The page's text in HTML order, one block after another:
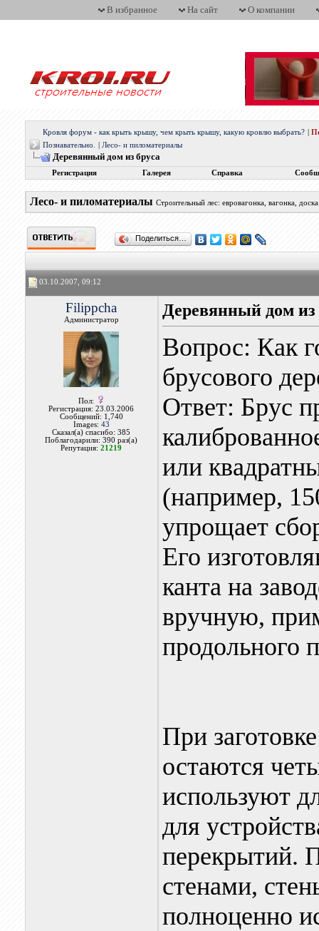
В избранное На сайт О компании
Кровля форум - как крыть крышу, чем крыть крышу, какую кровлю выбрать?
Познавательно.
Лесо- и пиломатериалы
Деревянный дом из бруса
Регистрация Галерея Справка
Лесо- и пиломатериалы Строительный лес: евровагонка, вагонка,
Поделиться…
03.10.2007, 09:12
Filippcha
Администратор
Пол:
Регистрация: 23.03.2006
Сообщений: 1,740
Images: 43
Сказал(а) спасибо: 385
Поблагодарили: 390 раз(а)
Репутация:21219
Деревянный дом из
Вопрос: Как
брусового
Ответ: Брус
или
(например,
упрощает
Его
канта на
вручную,
продольного
При
остаются
используют
для
перекрытий.
стенами,
полноценно